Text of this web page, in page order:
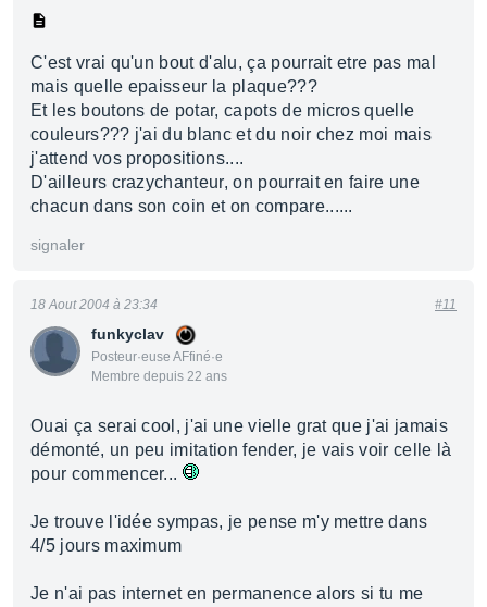
C'est vrai qu'un bout d'alu, ça pourrait etre pas mal
mais quelle epaisseur la plaque???
Et les boutons de potar, capots de micros quelle
couleurs??? j'ai du blanc et du noir chez moi mais
j'attend vos propositions....
D'ailleurs crazychanteur, on pourrait en faire une
chacun dans son coin et on compare......
signaler
funkyclav
Posteur·euse AFfiné·e
Membre depuis 22 ans
18 Aout 2004 à 23:34 #11
Ouai ça serai cool, j'ai une vielle grat que j'ai jamais
démonté, un peu imitation fender, je vais voir celle là
pour commencer...
Je trouve l'idée sympas, je pense m'y mettre dans
4/5 jours maximum
Je n'ai pas internet en permanence alors si tu me